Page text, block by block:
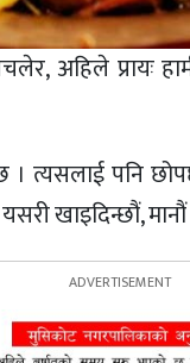
अहिले प्रायः
त्यसलाई पनि
खाइदिन्छौं,